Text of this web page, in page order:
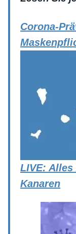
Corona-
LIVE: Alles
Kanaren